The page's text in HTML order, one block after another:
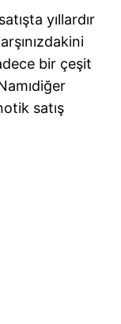
yıllardır
bir çeşit
satış